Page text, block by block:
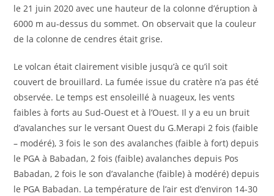
le 21 juin 2020 avec une hauteur de la colonne d’éruption à
6000 m au-dessus du sommet. On observait que la couleur
de la colonne de cendres était grise.
Le volcan était clairement visible jusqu’à ce qu’il soit
couvert de brouillard. La fumée issue du cratère n’a pas été
observée. Le temps est ensoleillé à nuageux, les vents
faibles à forts au Sud-Ouest et à l’Ouest. Il y a eu un bruit
d’avalanches sur le versant Ouest du G.Merapi 2 fois (faible
– modéré), 3 fois le son des avalanches (faible à fort) depuis
le PGA à Babadan, 2 fois (faible) avalanches depuis Pos
Babadan, 2 fois le son d’avalanche (faible) à modéré) depuis
le PGA Babadan. La température de l’air est d’environ 14-30